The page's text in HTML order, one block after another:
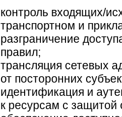
контроль входящих/
транспортном и
разграничение
правил;
трансляция сетевых
от посторонних
идентификация и
к ресурсам с защитой